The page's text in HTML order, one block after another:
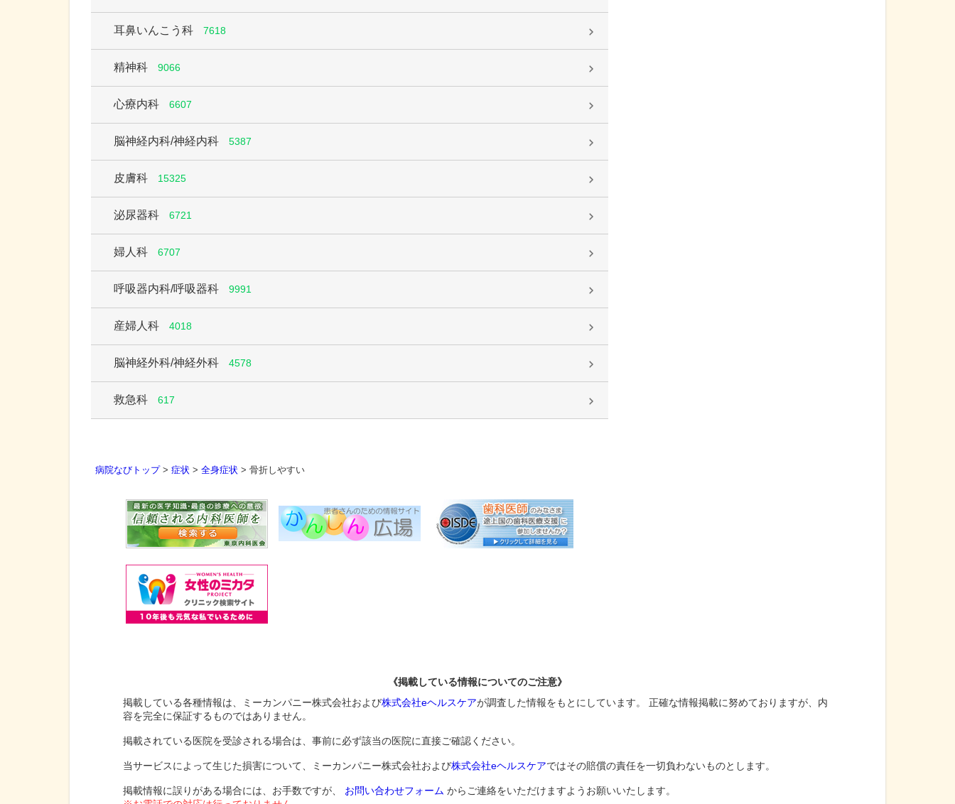
耳鼻いんこう科 7618
精神科 9066
心療内科 6607
脳神経内科/神経内科 5387
皮膚科 15325
泌尿器科 6721
婦人科 6707
呼吸器内科/呼吸器科 9991
産婦人科 4018
脳神経外科/神経外科 4578
救急科 617
《掲載している情報についてのご注意》
掲載している各種情報は、ミーカンパニー株式会社および株式会社eヘルスケアが調査した情報をもとにしています。 正確な情報掲載に努めておりますが、内
容を完全に保証するものではありません。
掲載されている医院を受診される場合は、事前に必ず該当の医院に直接ご確認ください。
当サービスによって生じた損害について、ミーカンパニー株式会社および株式会社eヘルスケアではその賠償の責任を一切負わないものとします。
掲載情報に誤りがある場合には、お手数ですが、 お問い合わせフォーム からご連絡をいただけますようお願いいたします。
病院なびトップ> 症状 > 全身症状 > 骨折しやすい